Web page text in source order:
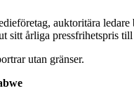
auktoritära
sitt årliga pressfrihetspris
utan gränser.